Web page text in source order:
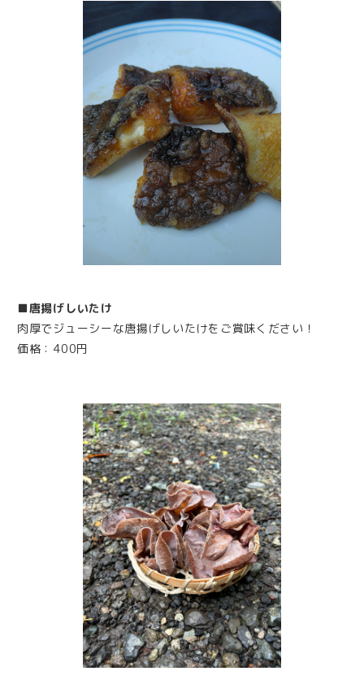
■唐揚げしいたけ
肉厚でジューシーな唐揚げしいたけをご賞味ください！
価格：400円